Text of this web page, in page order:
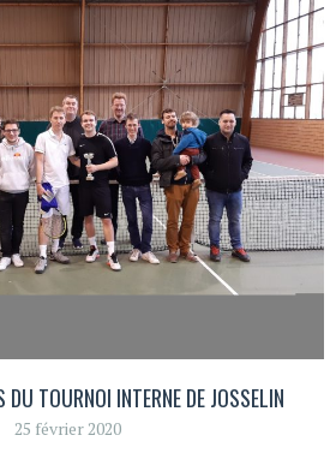
DU TOURNOI INTERNE DE JOSSELIN
25 février 2020